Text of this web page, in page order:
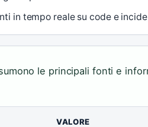
in tempo reale su code e
le principali fonti e
VALORE